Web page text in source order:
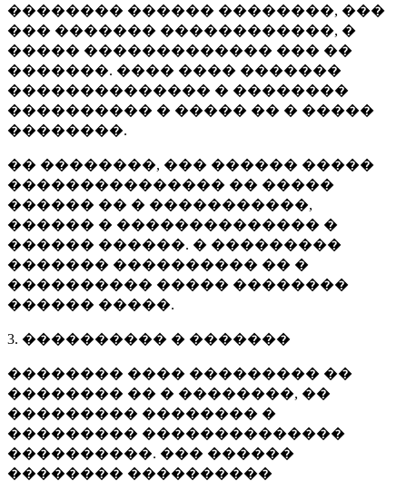
�������� ������ ��������, ���
��� ������� ������������, �
����� ������������� ��� ��
�������. ���� ���� �������
�������������� � ��������
���������� � ����� �� � �����
��������.
�� ��������, ��� ������ �����
��������������� �� �����
������ �� � �����������,
������ � �������������� �
������ ������. � ���������
������� ���������� �� �
���������� ����� ��������
������ �����.
3. ���������� � �������
�������� ���� ��������� ��
�������� �� � ��������, ��
��������� �������� �
��������� ��������������
����������. ��� ������
�������� ����������